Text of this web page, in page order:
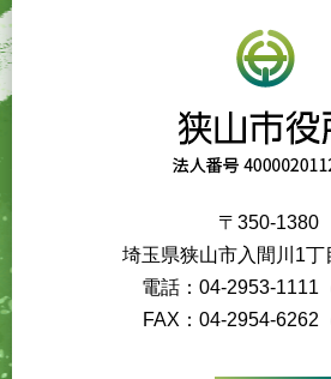
〒350-1380
埼玉県狭山市入間川1丁
電話：04-2953-1111
FAX：04-2954-6262